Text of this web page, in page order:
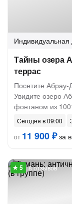
Индивидуальная
Тайны озера
террас
Посетите
Увидите озеро
фонтаном из
Сегодня в 09:00
от 11 900 ₽за
8 отзывов